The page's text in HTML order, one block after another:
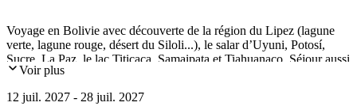
Voyage en Bolivie avec découverte de la région du Lipez (lagune
verte, lagune rouge, désert du Siloli...), le salar d’Uyuni, Potosí,
Sucre, La Paz, le lac Titicaca, Samaipata et Tiahuanaco. Séjour aussi
au Chili pour visiter le désert d'Atacama, Arica, le parc national
Voir plus
12 juil. 2027 - 28 juil. 2027